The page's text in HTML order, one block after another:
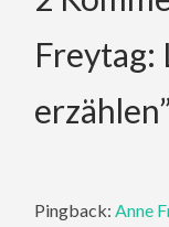
Freytag:
erzählen”
Pingback:Anne